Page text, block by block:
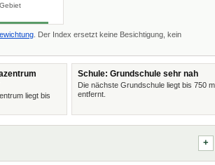
. Der Index ersetzt keine Besichtigung, kein
liegt bis
Schule: Grundschule sehr nah
Die nächste Grundschule liegt bis 750 m
entfernt.